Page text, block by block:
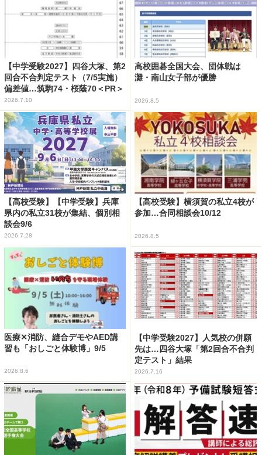
【中学受験2027】四谷大塚、第2
回合不合判定テスト（7/5実施）
偏差値…筑駒74・桜蔭70＜PR＞
2026.7.10
高校囲碁全国大会、団体戦は
灘・南山女子部が優勝
2026.8.5
【高校受験】【中学受験】兵庫
県内の私立31校が集結、個別相
談会9/6
2026.7.28
【高校受験】横須賀の私立4校が
参加…合同相談会10/12
2026.8.5
医療✕消防、縫合デモやAED講
習も「おしごと体験博」9/5
2026.8.6
【中学受験2027】人気校の併願
先は…四谷大塚「第2回合不合判
定テスト」結果
2026.7.16